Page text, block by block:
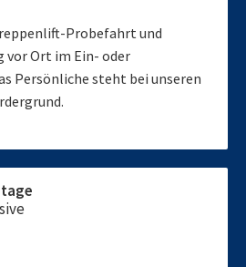
Probefahrt und
vor Ort im Ein- oder
Persönliche steht bei unseren